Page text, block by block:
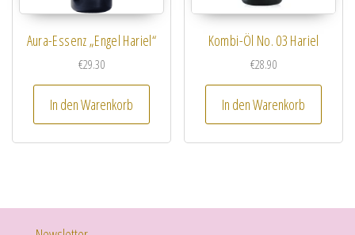
Aura-Essenz „Engel Hariel“
€29.30
In den Warenkorb
Kombi-Öl No. 03 Hariel
€28.90
In den Warenkorb